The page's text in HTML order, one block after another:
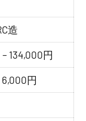
造
134,000円
円